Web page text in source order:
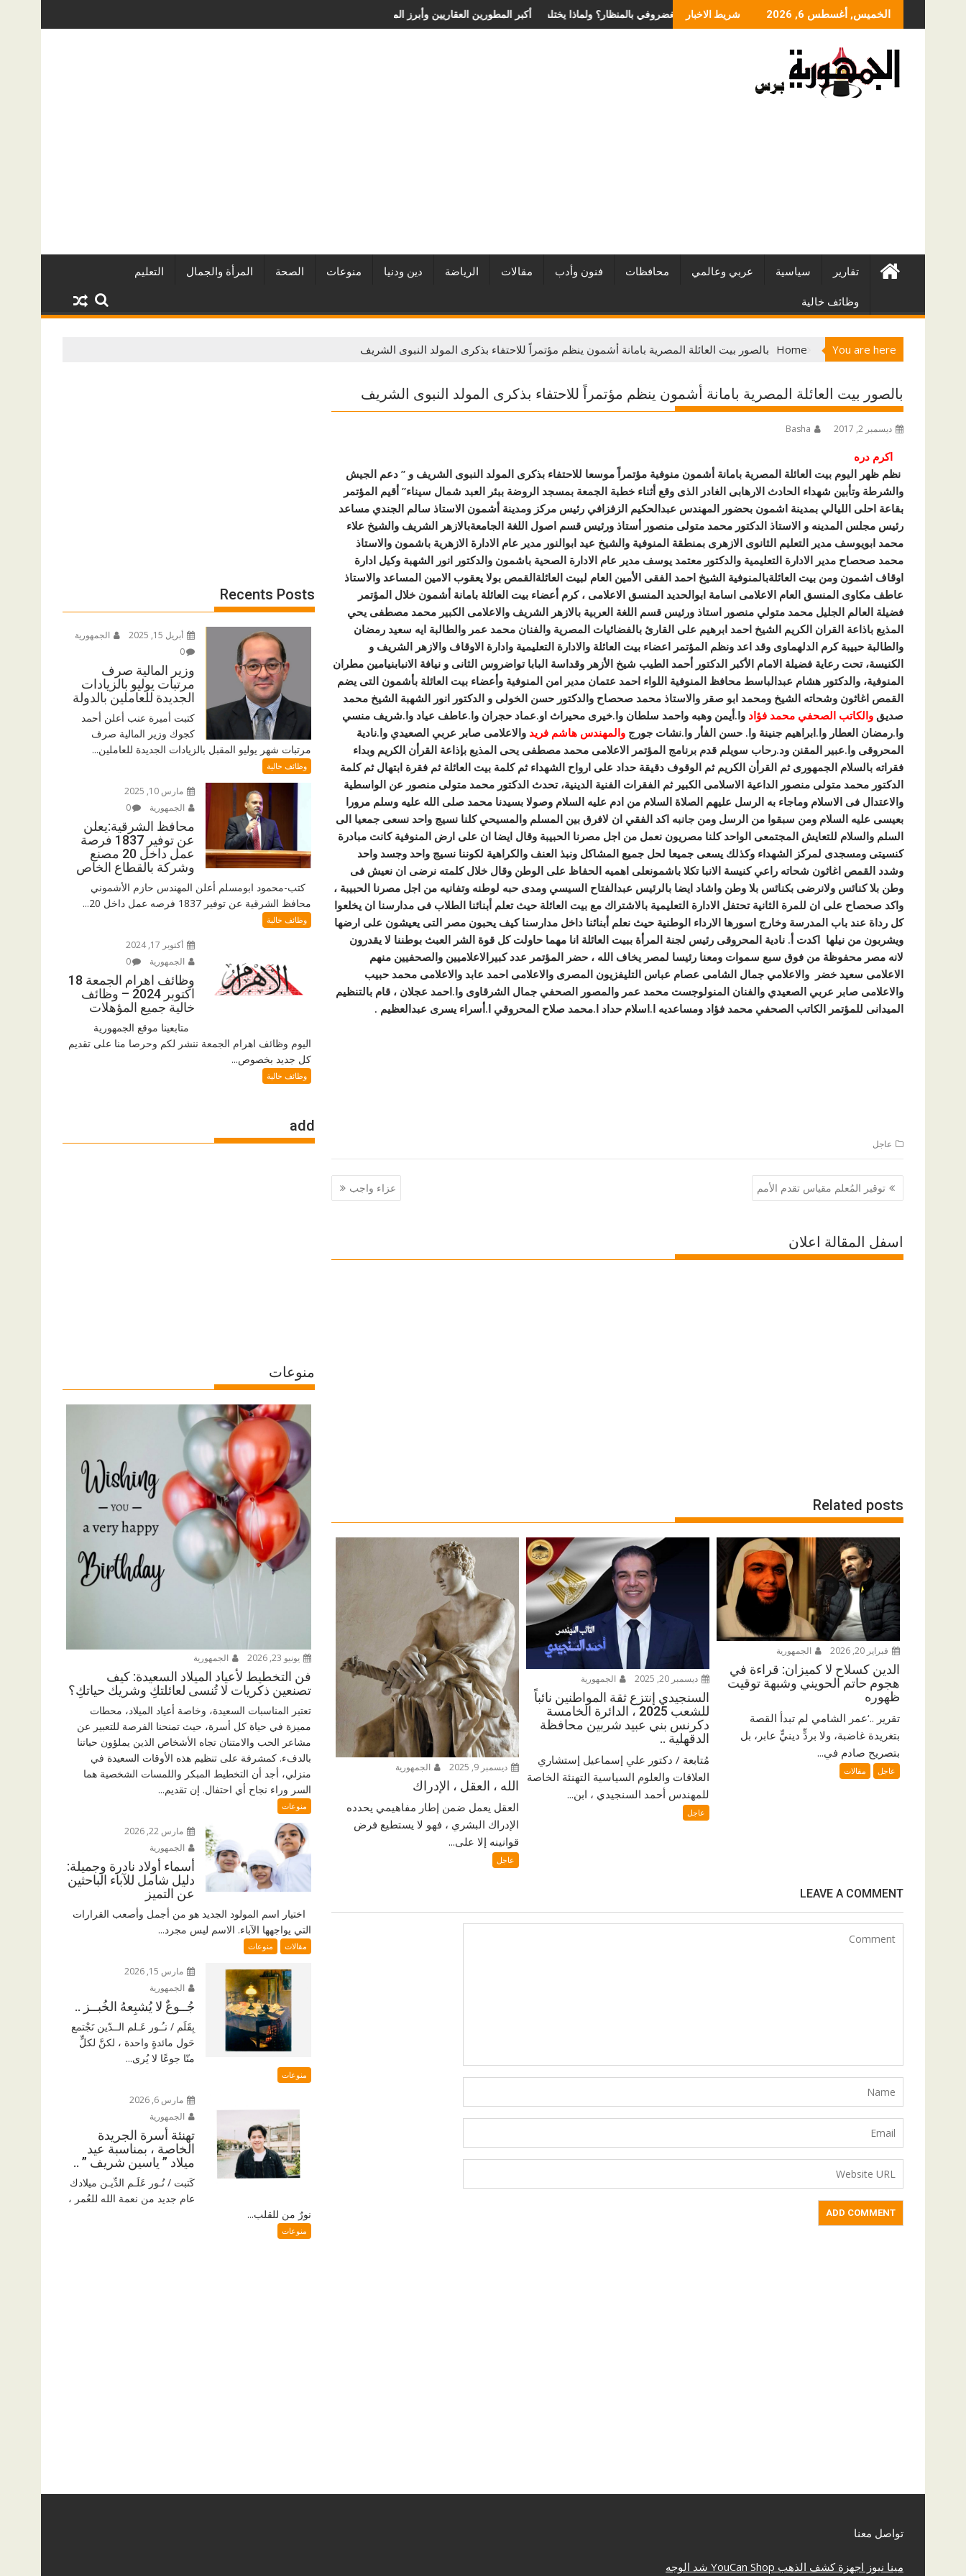
to
الخميس, أغسطس 6, 2026 شريط الاخبار أفضل شركات التطوير العقاري في مصر من URE | أكبر المطورين العقاريين وأبرز المشروعاتما الذي يحدد سعر عملية الانزلاق الغضروفي بالمنظار؟ ولماذا يختلف من مريض لآخر؟
تقارير سياسية عربي وعالمي محافظات فنون وأدب مقالات الرياضة دين ودنيا منوعات الصحة المرأة والجمال التعليم
وظائف خالية
You are here
Home بالصور بيت العائلة المصرية بامانة أشمون ينظم مؤتمراً للاحتفاء بذكرى المولد النبوى الشريف
بالصور بيت العائلة المصرية بامانة أشمون ينظم مؤتمراً للاحتفاء بذكرى المولد النبوى الشريف
ديسمبر 2, 2017 Basha
اكرم دره
نظم ظهر اليوم بيت العائلة المصرية بامانة أشمون منوفية مؤتمراً موسعا للاحتفاء بذكرى المولد النبوى الشريف و ” دعم الجيش
والشرطة وتأبين شهداء الحادث الارهابى الغادر الذى وقع أثناء خطبة الجمعة بمسجد الروضة ببئر العبد شمال سيناء” أقيم المؤتمر
بقاعة احلى الليالي بمدينة اشمون بحضور المهندس عبدالحكيم الزفزافي رئيس مركز ومدينة أشمون الاستاذ سالم الجندي مساعد
رئيس مجلس المدينه و الاستاذ الدكتور محمد متولى منصور أستاذ ورئيس قسم اصول اللغة الجامعةبالازهر الشريف والشيخ علاء
محمد ابويوسف مدير التعليم الثانوى الازهرى بمنطقة المنوفية والشيخ عيد ابوالنور مدير عام الادارة الازهرية باشمون والاستاذ
محمد صحصاح مدير الادارة التعليمية والدكتور معتمد يوسف مدير عام الادارة الصحية باشمون والدكتور انور الشهبة وكيل ادارة
اوقاف اشمون ومن بيت العائلةبالمنوفية الشيخ احمد الفقى الأمين العام لبيت العائلةالقمص بولا يعقوب الامين المساعد والاستاذ
عاطف مكاوى المنسق العام الاعلامى اسامة ابوالحديد المنسق الاعلامى ، كرم أعضاء بيت العائلة بامانة أشمون خلال المؤتمر
فضيلة العالم الجليل محمد متولي منصور استاذ ورئيس قسم اللغة العربية بالازهر الشريف والاعلامى الكبير محمد مصطفى يحي
المذيع باذاعة القران الكريم الشيخ احمد ابرهيم على القارئ بالفضائيات المصرية والفنان محمد عمر والطالبة ايه سعيد رمضان
والطالبة حبيبة كرم الدلهماوى وقد اعد ونظم المؤتمر اعضاء بيت العائلة والادارة التعليمية وادارة الاوقاف والازهر الشريف و
الكنيسة، تحت رعاية فضيلة الامام الأكبر الدكتور أحمد الطيب شيخ الأزهر وقداسة البابا تواضروس الثانى و نيافة الانبابنيامين مطران
المنوفية، والدكتور هشام عبدالباسط محافظ المنوفية اللواء احمد عتمان مدير امن المنوفية وأعضاء بيت العائلة بأشمون التى يضم
القمص اغاثون وشحاته الشيخ ومحمد ابو صقر والاستاذ محمد صحصاح والدكتور حسن الخولى و الدكتور انور الشهبة الشيخ محمد
صديق والكاتب الصحفي محمد فؤاد وا.أيمن وهبه واحمد سلطان وا.خيرى محيراث او.عماد حجران وا.عاطف عياد وا.شريف منسي
وا.رمضان العطار وا.ابراهيم جنينة وا. حسن الفأر وا.نشات جورج والمهندس هاشم فريد والاعلامى صابر عربي الصعيدي وا.نادية
المحروقى وا.عبير المقنن ود.رحاب سويلم قدم برنامج المؤتمر الاعلامى محمد مصطفى يحى المذيع بإذاعة القرأن الكريم وبداء
فقراته بالسلام الجمهورى ثم القرأن الكريم ثم الوقوف دقيقة حداد على ارواح الشهداء ثم كلمة بيت العائلة ثم فقرة ابتهال ثم كلمة
الدكتور محمد متولى منصور الداعية الاسلامى الكبير ثم الفقرات الفنية الدينية، تحدث الدكتور محمد متولى منصور عن الواسطية
والاعتدال فى الاسلام وماجاء به الرسل عليهم الصلاة السلام من ادم عليه السلام وصولا بسيدنا محمد صلى الله عليه وسلم مرورا
بعيسى عليه السلام ومن سبقوا من الرسل ومن جانبه اكد الفقي ان لافرق بين المسلم والمسيحي كلنا نسيج واحد نسعى جمعيا الى
السلم والسلام للتعايش المجتمعى الواحد كلنا مصريون نعمل من اجل مصرنا الحبيبة وقال ايضا ان على ارض المنوفية كانت مبادرة
كنسيتى ومسجدى لمركز الشهداء وكذلك يسعى جميعا لحل جميع المشاكل ونبذ العنف والكراهية لكوننا نسيج واحد وجسد واحد
وشدد القمص اغاثون شحاته راعي كنيسة الانبا تكلا باشمونعلى اهميه الحفاظ على الوطن وقال خلال كلمته نرضى ان نعيش فى
وطن بلا كنائس ولانرضى بكنائس بلا وطن واشاد ايضا بالرئيس عبدالفتاح السيسي ومدى حبه لوطنه وتفانيه من اجل مصرنا الحبيبة ،
واكد صحصاح على ان للمرة الثانية تحتفل الادارة التعليمية بالاشتراك مع بيت العائلة حيث تعلم أبنائنا الطلاب فى مدارسنا ان يخلعوا
كل رداة عند باب المدرسة وخارج اسورها الارداء الوطنية حيث نعلم أبنائنا داخل مدارسنا كيف يحبون مصر التى يعيشون على ارضها
ويشربون من نيلها اكدت أ. نادية المحروقى رئيس لجنة المرأة ببيت العائلة انا مهما حاولت كل قوة الشر العبث بوطننا لا يقدرون
لانه مصر محفوظة من فوق سبع سموات ومعنا رئيسا لمصر يخاف الله ، حضر المؤتمر عدد كبيرالاعلاميين والصحفيين منهم
الاعلامى سعيد خضر والاعلامي جمال الشامى عصام عباس التليفزيون المصرى والاعلامى احمد عابد والاعلامى محمد حبيب
والاعلامى صابر عربي الصعيدي والفنان المنولوجست محمد عمر والمصور الصحفي جمال الشرقاوى وا.احمد عجلان ، قام بالتنظيم
الميدانى للمؤتمر الكاتب الصحفي محمد فؤاد ومساعديه ا.اسلام حداد ا.محمد صلاح المحروقي ا.أسراء يسرى عبدالعظيم .
عاجل
تصفّح
المقالات
توقير المُعلم مقياس تقدم الأمم عزاء واجب
اسفل المقالة اعلان
Related posts
فبراير 20, 2026 الجمهورية
الدين كسلاح لا كميزان: قراءة في
هجوم حاتم الحويني وشبهة توقيت
ظهوره
تقرير ..‘عمر الشامي لم تبدأ القصة
بتغريدة غاضبة، ولا بردٍّ دينيٍّ عابر، بل
بتصريح صادم في...
عاجل مقالات
ديسمبر 20, 2025 الجمهورية
السنجيدي إنتزع ثقة المواطنين نائباً
للشعب 2025 ، الدائرة الخامسة
دكرنس بني عبيد شربين محافظة
الدقهلية ..
مُتابعة / دكتور علي إسماعيل إستشاري
العلاقات والعلوم السياسية التهنئة الخاصة
للمهندس أحمد السنجيدي ، ابن...
عاجل
ديسمبر 9, 2025 الجمهورية
الله ، العقل ، الإدراك
العقل يعمل ضمن إطار مفاهيمي يحدده
الإدراك البشري ، فهو لا يستطيع فرض
قوانينه إلا على...
عاجل
LEAVE A COMMENT
Recents Posts
أبريل 15, 2025
الجمهورية
0
وزير المالية صرف
مرتبات يوليو بالزيادات
الجديدة للعاملين بالدولة
كتبت أميرة عنب أعلن أحمد
كجوك وزير المالية صرف
مرتبات شهر يوليو المقبل بالزيادات الجديدة للعاملين...
وظائف خالية
مارس 10, 2025
الجمهورية
0
محافظ الشرقية:يعلن
عن توفير 1837 فرصة
عمل داخل 20 مصنع
وشركة بالقطاع الخاص
كتب-محمود ابومسلم أعلن المهندس حازم الأشموني
محافظ الشرقية عن توفير 1837 فرصه عمل داخل 20...
وظائف خالية
أكتوبر 17, 2024
الجمهورية
0
وظائف اهرام الجمعة 18
اكتوبر 2024 – وظائف
خالية جميع المؤهلات
متابعينا موقع الجمهورية
اليوم وظائف اهرام الجمعة ننشر لكم وحرصا منا على تقديم
كل جديد بخصوص...
وظائف خالية
add
منوعات
يونيو 23, 2026 الجمهورية
فن التخطيط لأعياد الميلاد السعيدة: كيف
تصنعين ذكريات لا تُنسى لعائلتكِ وشريك حياتكِ؟
تعتبر المناسبات السعيدة، وخاصة أعياد الميلاد، محطات
مميزة في حياة كل أسرة، حيث تمنحنا الفرصة للتعبير عن
مشاعر الحب والامتنان تجاه الأشخاص الذين يملؤون حياتنا
بالدفء. كمشرفة على تنظيم هذه الأوقات السعيدة في
منزلي، أجد أن التخطيط المبكر واللمسات الشخصية هما
السر وراء نجاح أي احتفال. إن تقديم...
منوعات
مارس 22, 2026
الجمهورية
أسماء أولاد نادرة وجميلة:
دليل شامل للآباء الباحثين
عن التميز
اختيار اسم المولود الجديد هو من أجمل وأصعب القرارات
التي يواجهها الآباء. الاسم ليس مجرد...
مقالات منوعات
مارس 15, 2026
الجمهورية
جُــوعٌ لا يُشبِعهُ الخُبــز ..
بِقَلَم / نـُـور عَـلم الــدّين نَجْتمع
حَول مائدةٍ واحدة ، لكنَّ لكلٍّ
منّا جوعًا لا يُرى...
منوعات
مارس 6, 2026
الجمهورية
تهنئة أسرة الجريدة
الخاصة ، بمناسبة عيد
ميلاد ” ياسين شريف ” ..
كَتبت / نُـور عَلَـم الدِّيـن ميلادك
عام جديد من نعمة الله للعُمر ،
نورٌ من للقلب...
منوعات
تواصل معنا
مينا نيوز اجهزة كشف الذهب YouCan Shop شد الوجه